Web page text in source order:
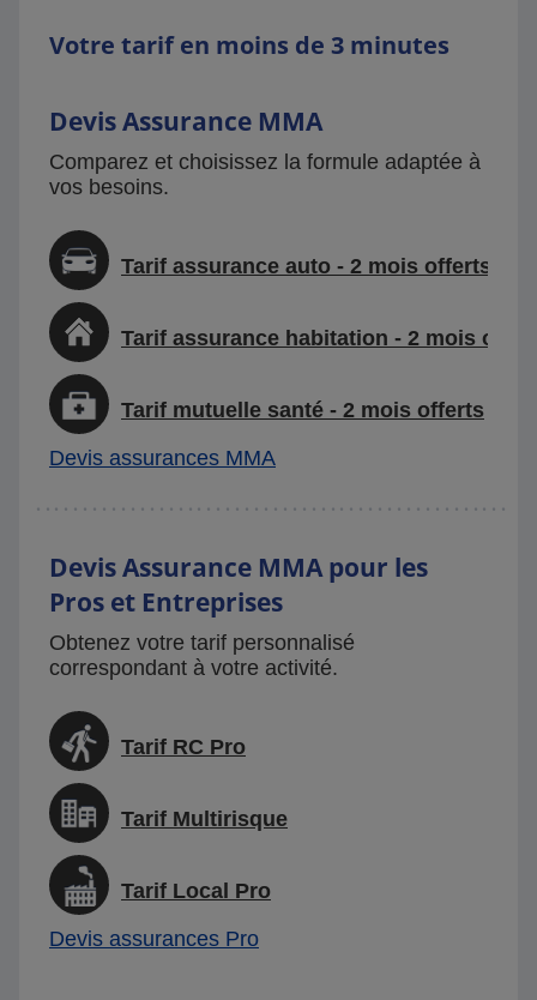
Votre tarif en moins de 3 minutes
Devis Assurance MMA
Comparez et choisissez la formule adaptée à
vos besoins.
Tarif assurance auto - 2 mois offerts
Tarif assurance habitation - 2 mois
Tarif mutuelle santé - 2 mois offerts
Devis assurances MMA
Devis Assurance MMA pour les
Pros et Entreprises
Obtenez votre tarif personnalisé
correspondant à votre activité.
Tarif RC Pro
Tarif Multirisque
Tarif Local Pro
Devis assurances Pro